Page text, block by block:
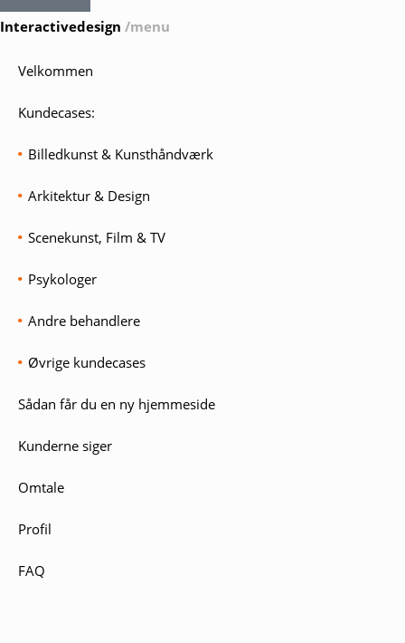
Interactivedesign /menu
Velkommen
Kundecases:
Billedkunst & Kunsthåndværk
Arkitektur & Design
Scenekunst, Film & TV
Psykologer
Andre behandlere
Øvrige kundecases
Sådan får du en ny hjemmeside
Kunderne siger
Omtale
Profil
FAQ